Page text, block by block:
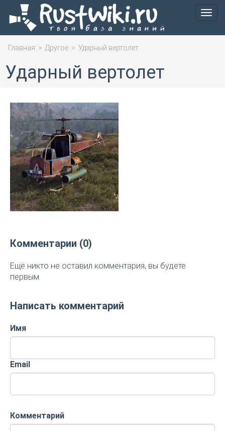
Меню
Главная > Другое > Ударный вертолет
Ударный вертолет
Комментарии (0)
Ещё никто не оставил комментария, вы будете
первым.
Написать комментарий
Имя
Email
Комментарий